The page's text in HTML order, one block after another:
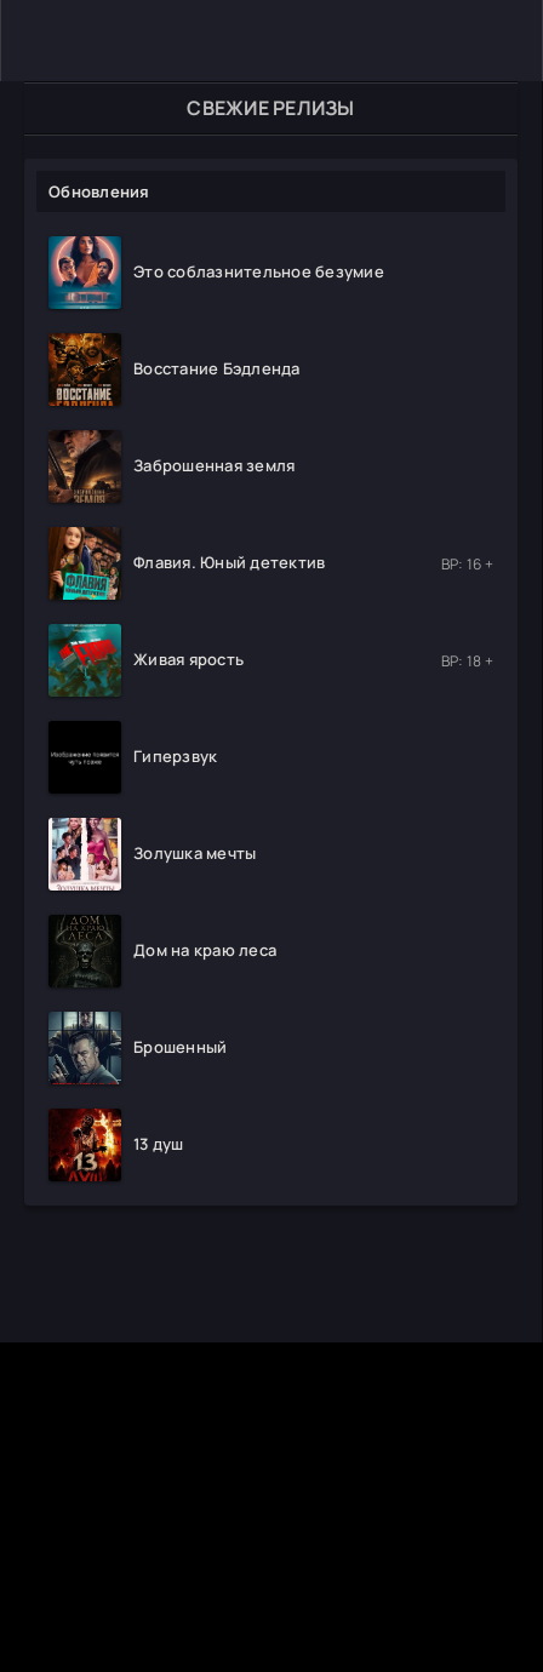
СВЕЖИЕ РЕЛИЗЫ
Обновления
Это соблазнительное безумие
Восстание Бэдленда
Заброшенная земля
Флавия. Юный детектив ВР: 16 +
Живая ярость ВР: 18 +
Гиперзвук
Золушка мечты
Дом на краю леса
Брошенный
13 душ